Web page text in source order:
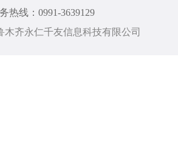
热线：0991-3639129
木齐永仁千友信息科技有限公司